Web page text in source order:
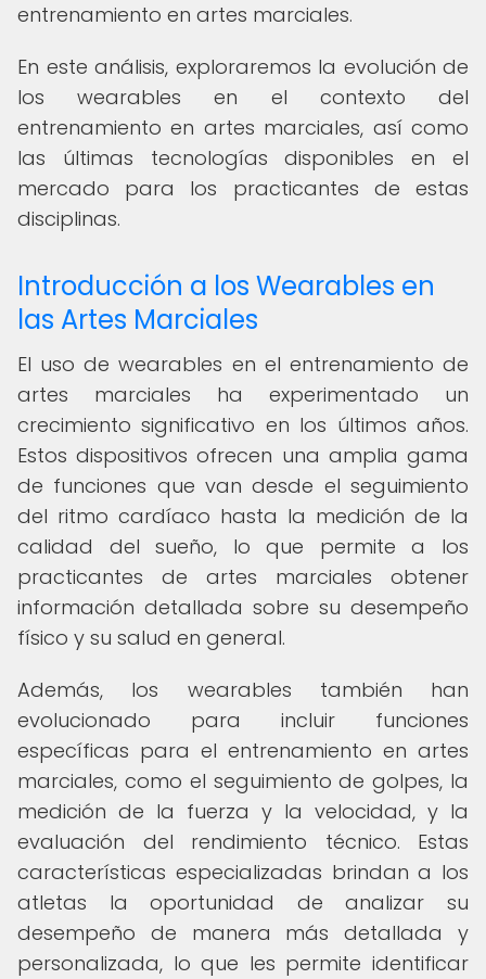
entrenamiento en artes marciales.
En este análisis, exploraremos la evolución de
los wearables en el contexto del
entrenamiento en artes marciales, así como
las últimas tecnologías disponibles en el
mercado para los practicantes de estas
disciplinas.
Introducción a los Wearables en
las Artes Marciales
El uso de wearables en el entrenamiento de
artes marciales ha experimentado un
crecimiento significativo en los últimos años.
Estos dispositivos ofrecen una amplia gama
de funciones que van desde el seguimiento
del ritmo cardíaco hasta la medición de la
calidad del sueño, lo que permite a los
practicantes de artes marciales obtener
información detallada sobre su desempeño
físico y su salud en general.
Además, los wearables también han
evolucionado para incluir funciones
específicas para el entrenamiento en artes
marciales, como el seguimiento de golpes, la
medición de la fuerza y la velocidad, y la
evaluación del rendimiento técnico. Estas
características especializadas brindan a los
atletas la oportunidad de analizar su
desempeño de manera más detallada y
personalizada, lo que les permite identificar